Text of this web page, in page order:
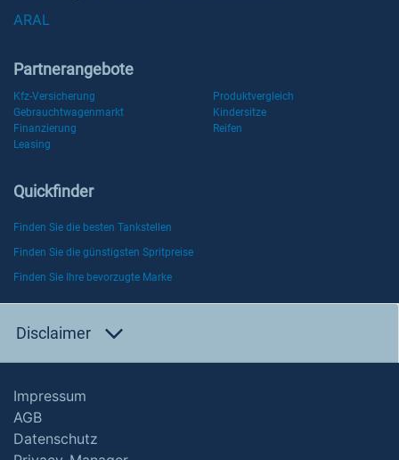
ARAL
Partnerangebote
Kfz-Versicherung
Produktvergleich
Gebrauchtwagenmarkt
Kindersitze
Finanzierung
Reifen
Leasing
Quickfinder
Finden Sie die besten Tankstellen
Finden Sie die günstigsten Spritpreise
Finden Sie Ihre bevorzugte Marke
Disclaimer
Impressum
AGB
Datenschutz